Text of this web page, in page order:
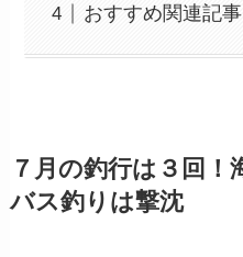
おすすめ関連記
７月の釣行は３回！
バス釣りは撃沈